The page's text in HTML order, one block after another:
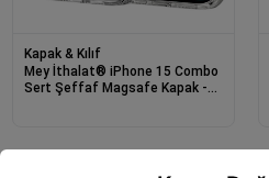
Kapak & Kılıf
Mey İthalat® iPhone 15 Combo
Sert Şeffaf Magsafe Kapak -